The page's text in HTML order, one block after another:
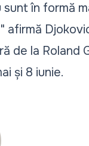
în formă
afirmă
la Roland
și 8 iunie.